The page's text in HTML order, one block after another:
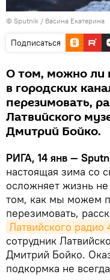
© Sputnik / Васина Екатерина
Подписаться
О том, можно ли
в городских
перезимовать,
Латвийского
Дмитрий Бойко.
РИГА, 14 янв —
настоящая зима со
осложняет жизнь
том, как мы можем
перезимовать,
Латвийского радио
сотрудник
Дмитрий Бойко.
подкормка не